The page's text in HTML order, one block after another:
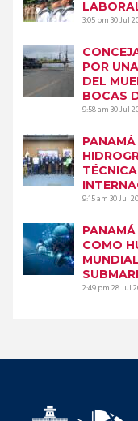
3:05 pm30 Jul
POR
DEL
BOCAS
9:58 am30 Jul
9:15 am30 Jul
COMO
2:49 pm28 Jul